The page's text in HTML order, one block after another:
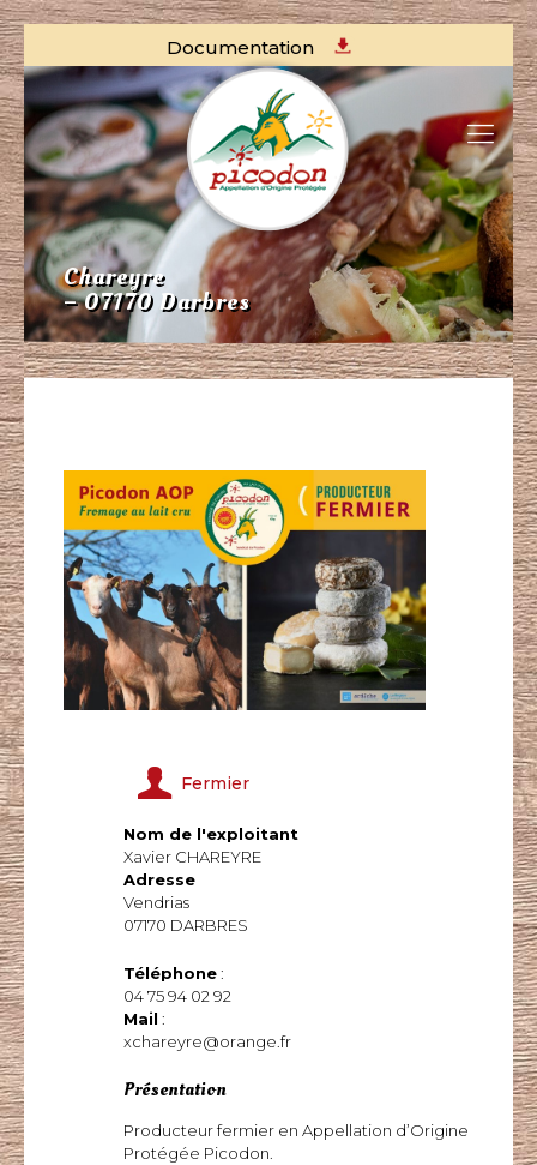
Documentation
Chareyre
– 07170 Darbres
Fermier
Nom de l'exploitant
Xavier CHAREYRE
Adresse
Vendrias
07170 DARBRES
Téléphone:
04 75 94 02 92
Mail :
xchareyre@orange.fr
Présentation
Producteur fermier en Appellation d’Origine
Protégée Picodon.